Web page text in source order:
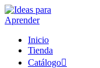
Inicio
Tienda
Catálogo